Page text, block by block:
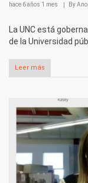
hace 6 años 1 mes By
La UNC está
de la Universidad
Leer más